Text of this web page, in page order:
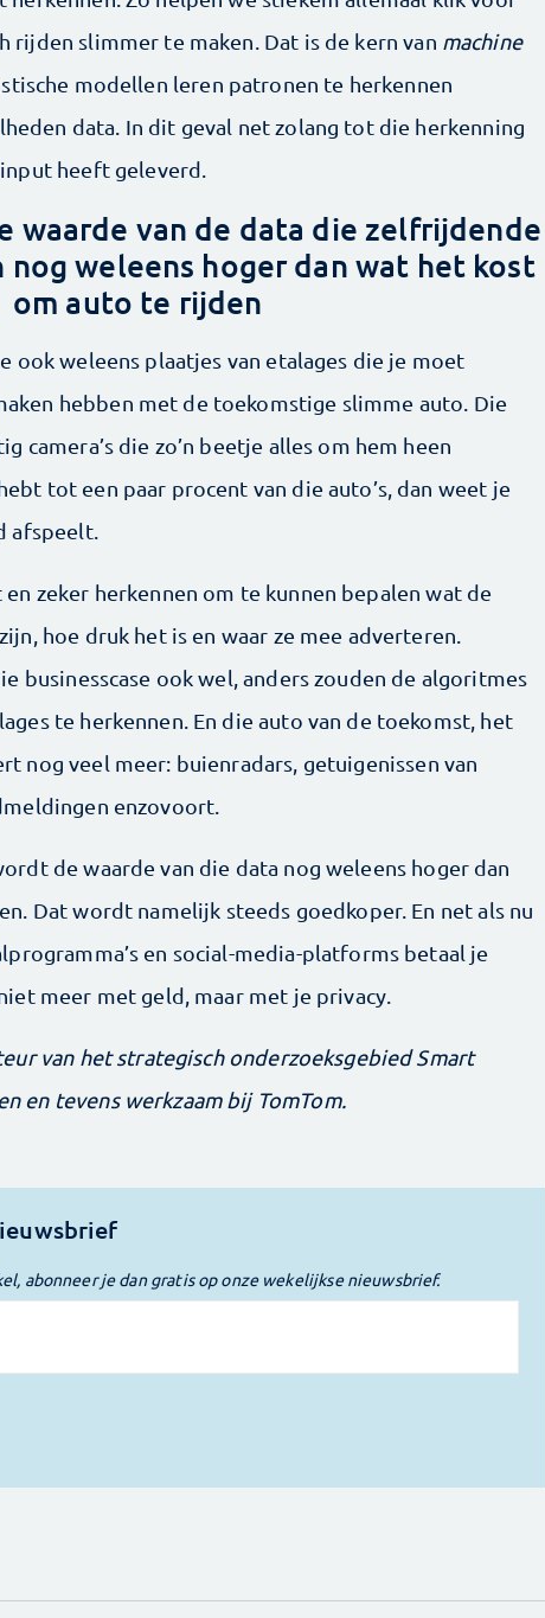
rijden slimmer te maken. Dat is de kern van machine
modellen leren patronen te herkennen
data. In dit geval net zolang tot die herkenning
heeft geleverd.
waarde van de data die zelfrijdende
nog weleens hoger dan wat het kost
om auto te rijden
ook weleens plaatjes van etalages die je moet
hebben met de toekomstige slimme auto. Die
die zo’n beetje alles om hem heen
tot een paar procent van die auto’s, dan weet je
afspeelt.
zeker herkennen om te kunnen bepalen wat de
hoe druk het is en waar ze mee adverteren.
business­case ook wel, anders zouden de algoritmes
te herkennen. En die auto van de toekomst, het
nog veel meer: buienradars, getuigenissen van
enzovoort.
de waarde van die data nog weleens hoger dan
Dat wordt namelijk steeds goedkoper. En net als nu
en social-media-­platforms betaal je
meer met geld, maar met je privacy.
van het strategisch onderzoeksgebied Smart
en tevens werkzaam bij TomTom.
abonneer je dan gratis op onze wekelijkse nieuwsbrief.